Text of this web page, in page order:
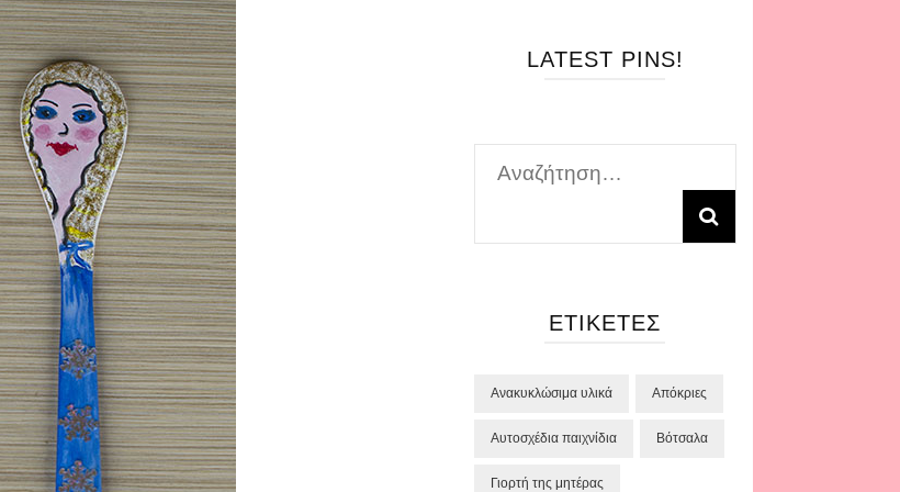
LATEST PINS!
Αναζήτηση
ΕΤΙΚΈΤΕΣ
Ανακυκλώσιμα υλικά Απόκριες
Αυτοσχέδια παιχνίδια Βότσαλα
Γιορτή της μητέρας